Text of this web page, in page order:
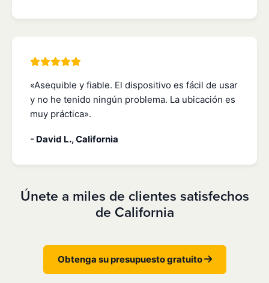
«Asequible y fiable. El dispositivo es fácil de usar
y no he tenido ningún problema. La ubicación es
muy práctica».
- David L., California
Únete a miles de clientes satisfechos
de California
Obtenga su presupuesto gratuito